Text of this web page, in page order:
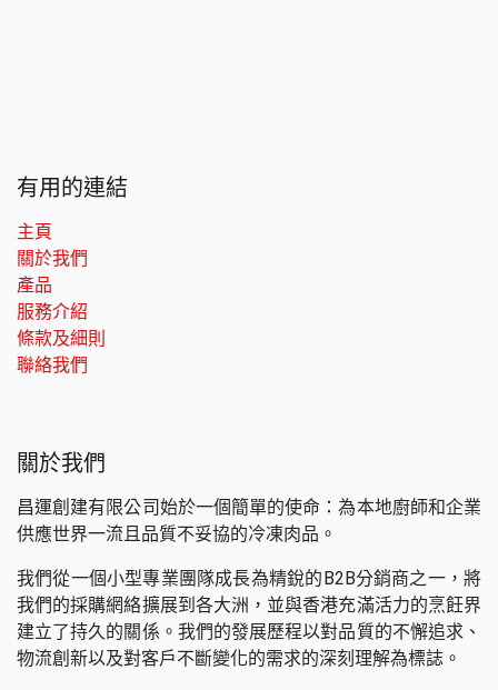
有用的連結
主頁
關於我們
產品
服務介紹
條款及細則
聯絡我們
關於我們
昌運創建有限公司始於一個簡單的使命：為本地廚師和企業
供應世界一流且品質不妥協的冷凍肉品。
我們從一個小型專業團隊成長為精銳的B2B分銷商之一，將
我們的採購網絡擴展到各大洲，並與香港充滿活力的烹飪界
建立了持久的關係。我們的發展歷程以對品質的不懈追求、
物流創新以及對客戶不斷變化的需求的深刻理解為標誌。